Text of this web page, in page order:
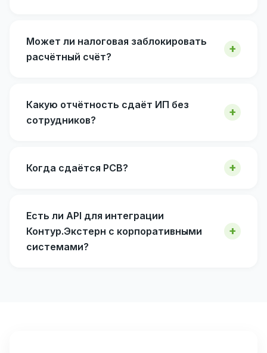
Может ли налоговая заблокировать
расчётный счёт?
Какую отчётность сдаёт ИП без
сотрудников?
Когда сдаётся РСВ?
Есть ли API для интеграции
Контур.Экстерн с корпоративными
системами?